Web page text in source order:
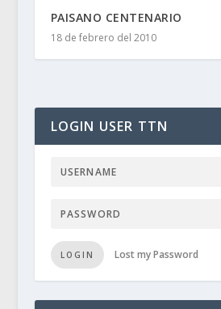
PAISANO CENTENARIO
18 de febrero del 2010
LOGIN USER TTN
LOGIN Lost my Password